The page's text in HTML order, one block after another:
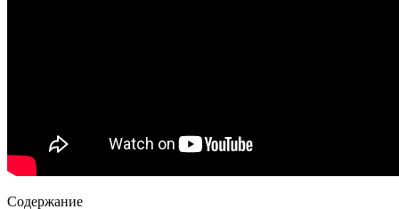
Содержание